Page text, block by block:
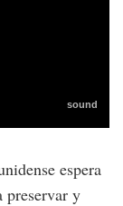
espera
preservar y